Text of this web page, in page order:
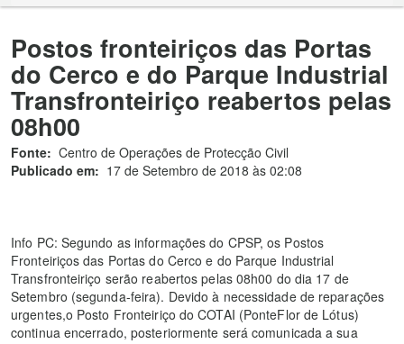
Postos fronteiriços das Portas
do Cerco e do Parque Industrial
Transfronteiriço reabertos pelas
08h00
Fonte: Centro de Operações de Protecção Civil
Publicado em: 17 de Setembro de 2018 às 02:08
Info PC: Segundo as informações do CPSP, os Postos
Fronteiriços das Portas do Cerco e do Parque Industrial
Transfronteiriço serão reabertos pelas 08h00 do dia 17 de
Setembro (segunda-feira). Devido à necessidade de reparações
urgentes,o Posto Fronteiriço do COTAI (PonteFlor de Lótus)
continua encerrado, posteriormente será comunicada a sua